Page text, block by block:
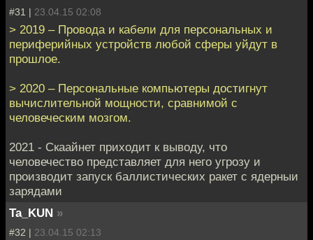
#31 | 23.04.15 02:08
> 2019 – Провода и кабели для персональных и
периферийных устройств любой сферы уйдут в
прошлое.
> 2020 – Персональные компьютеры достигнут
вычислительной мощности, сравнимой с
человеческим мозгом.
2021 - Скаайнет приходит к выводу, что
человечество представляет для него угрозу и
производит запуск баллистических ракет с ядерныи
зарядами
Ta_KUN »
#32 | 23.04.15 02:13